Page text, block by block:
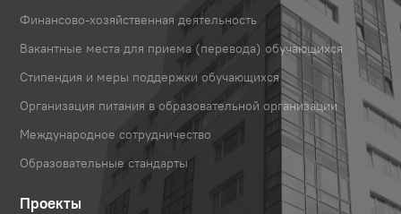
Финансово-хозяйственная деятельность
Вакантные места для приема (перевода) обучающихся
Стипендия и меры поддержки обучающихся
Организация питания в образовательной организации
Международное сотрудничество
Образовательные стандарты
Проекты